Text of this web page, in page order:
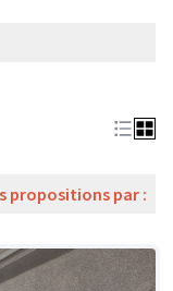
propositions par :